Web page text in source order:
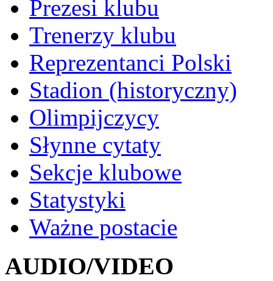
Prezesi klubu
Trenerzy klubu
Reprezentanci Polski
Stadion (historyczny)
Olimpijczycy
Słynne cytaty
Sekcje klubowe
Statystyki
Ważne postacie
AUDIO/VIDEO